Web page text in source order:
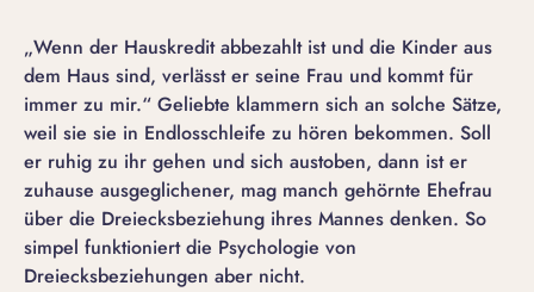
„Wenn der Hauskredit abbezahlt ist und die Kinder aus
dem Haus sind, verlässt er seine Frau und kommt für
immer zu mir.“ Geliebte klammern sich an solche Sätze,
weil sie sie in Endlosschleife zu hören bekommen. Soll
er ruhig zu ihr gehen und sich austoben, dann ist er
zuhause ausgeglichener, mag manch gehörnte Ehefrau
über die Dreiecksbeziehung ihres Mannes denken. So
simpel funktioniert die Psychologie von
Dreiecksbeziehungen aber nicht.